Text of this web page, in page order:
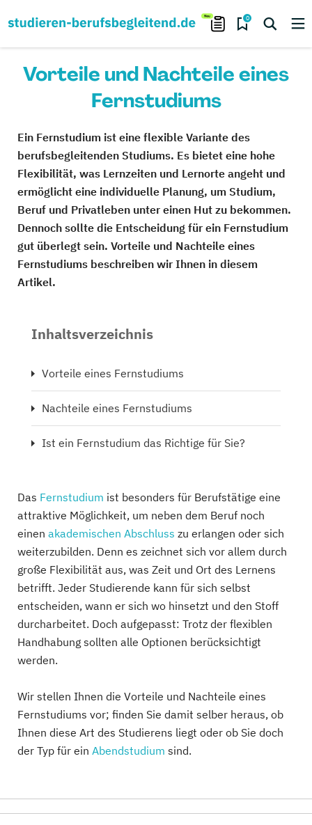
0
Vorteile und Nachteile eines
Fernstudiums
Ein Fernstudium ist eine flexible Variante des
berufsbegleitenden Studiums. Es bietet eine hohe
Flexibilität, was Lernzeiten und Lernorte angeht und
ermöglicht eine individuelle Planung, um Studium,
Beruf und Privatleben unter einen Hut zu bekommen.
Dennoch sollte die Entscheidung für ein Fernstudium
gut überlegt sein. Vorteile und Nachteile eines
Fernstudiums beschreiben wir Ihnen in diesem
Artikel.
Inhaltsverzeichnis
Vorteile eines Fernstudiums
Nachteile eines Fernstudiums
Ist ein Fernstudium das Richtige für Sie?
Das Fernstudium ist besonders für Berufstätige eine
attraktive Möglichkeit, um neben dem Beruf noch
einen akademischen Abschluss zu erlangen oder sich
weiterzubilden. Denn es zeichnet sich vor allem durch
große Flexibilität aus, was Zeit und Ort des Lernens
betrifft. Jeder Studierende kann für sich selbst
entscheiden, wann er sich wo hinsetzt und den Stoff
durcharbeitet. Doch aufgepasst: Trotz der flexiblen
Handhabung sollten alle Optionen berücksichtigt
werden.
Wir stellen Ihnen die Vorteile und Nachteile eines
Fernstudiums vor; finden Sie damit selber heraus, ob
Ihnen diese Art des Studierens liegt oder ob Sie doch
der Typ für ein Abendstudium sind.